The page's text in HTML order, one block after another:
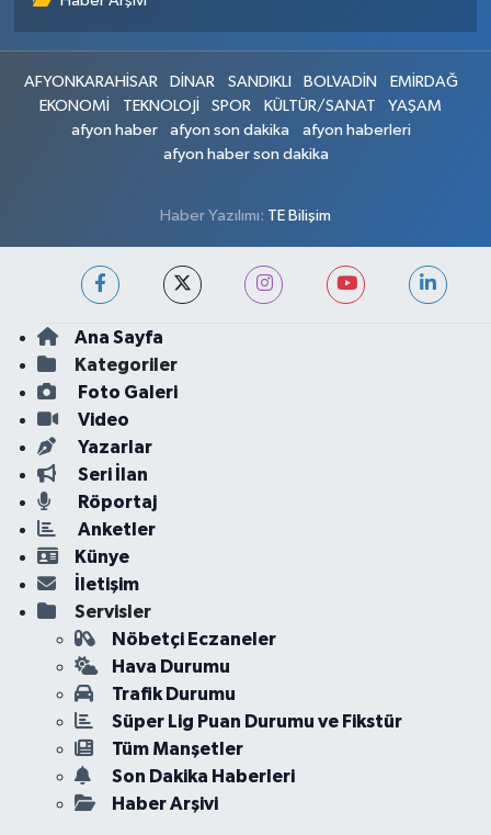
AFYONKARAHİSAR DİNAR SANDIKLI BOLVADİN
EMİRDAĞ
EKONOMİ
TEKNOLOJİ SPOR KÜLTÜR/SANAT
YAŞAM
afyon haber
afyon son dakika
afyon haberleri
afyon haber son dakika
Haber Yazılımı: TE Bilişim
Ana Sayfa
Kategoriler
Foto Galeri
Video
Yazarlar
Seri İlan
Röportaj
Anketler
Künye
İletişim
Servisler
Nöbetçi Eczaneler
Hava Durumu
Trafik Durumu
Süper Lig Puan Durumu ve Fikstür
Tüm Manşetler
Son Dakika Haberleri
Haber Arşivi